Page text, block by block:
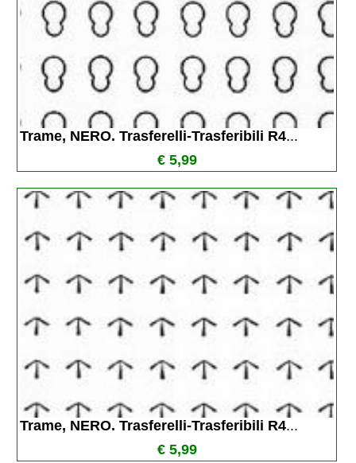
Trame, NERO. Trasferelli-Trasferibili R4...
€ 5,99
Trame, NERO. Trasferelli-Trasferibili R4...
€ 5,99